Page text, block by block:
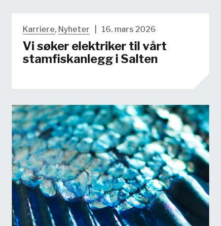
Karriere, Nyheter 16. mars 2026
Vi søker elektriker til vårt
stamfiskanlegg i Salten